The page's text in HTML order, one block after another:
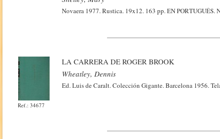
Novaera 1977. Rustica. 19x12. 163 pp. EN PORTUGUÉS.
Ref.: 34677
LA CARRERA DE ROGER BROOK
Wheatley, Dennis
Ed. Luis de Caralt. Colección Gigante. Barcelona 1956.